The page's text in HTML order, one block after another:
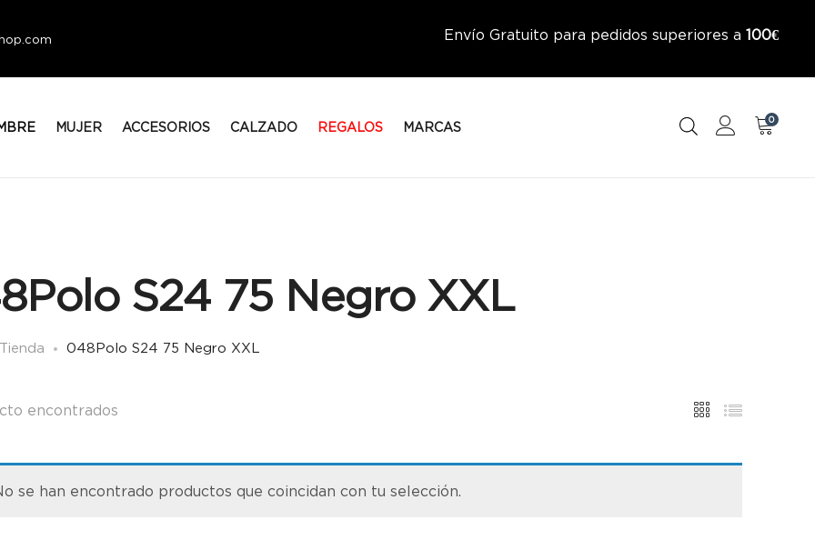
Envío Gratuito para pedidos superiores a 100€
MUJER ACCESORIOS CALZADO REGALOS MARCAS
0
S24 75 Negro XXL
Tienda 048Polo S24 75 Negro XXL
encontrados
se han encontrado productos que coincidan con tu selección.